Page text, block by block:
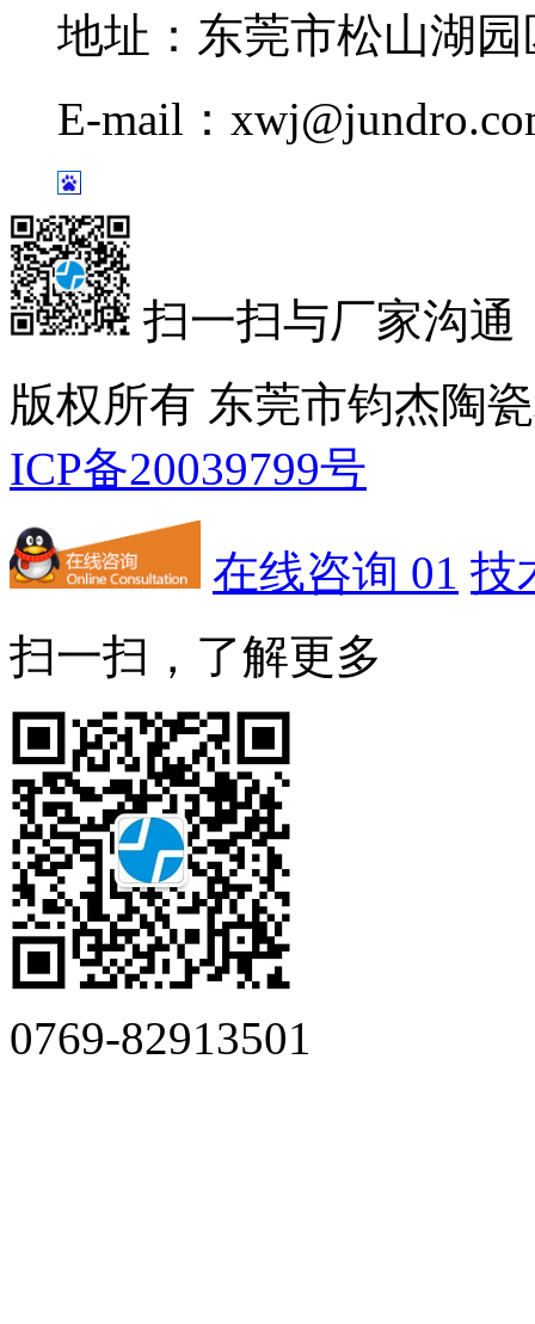
地址：东莞市松山湖
E-mail：
扫一扫与厂家沟通
版权所有 东莞市钧杰
ICP备20039799号
在线咨询 01 技
扫一扫，了解更多
0769-82913501